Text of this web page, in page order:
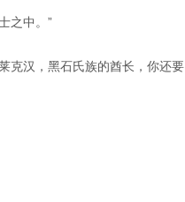
之中。”
克汉，黑石氏族的酋长，你还要